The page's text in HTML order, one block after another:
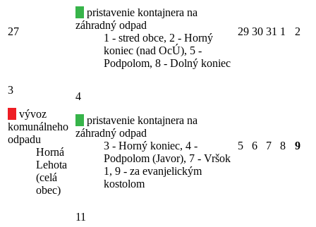
27
pristavenie kontajnera na
záhradný odpad
1 - stred obce, 2 - Horný
koniec (nad OcÚ), 5 -
Podpolom, 8 - Dolný koniec
29 30 31 1 2
3
vývoz
komunálneho
odpadu
Horná
Lehota
(celá
obec)
4
pristavenie kontajnera na
záhradný odpad
3 - Horný koniec, 4 -
Podpolom (Javor), 7 - Vršok
1, 9 - za evanjelickým
kostolom
5 6 7 8 9
11